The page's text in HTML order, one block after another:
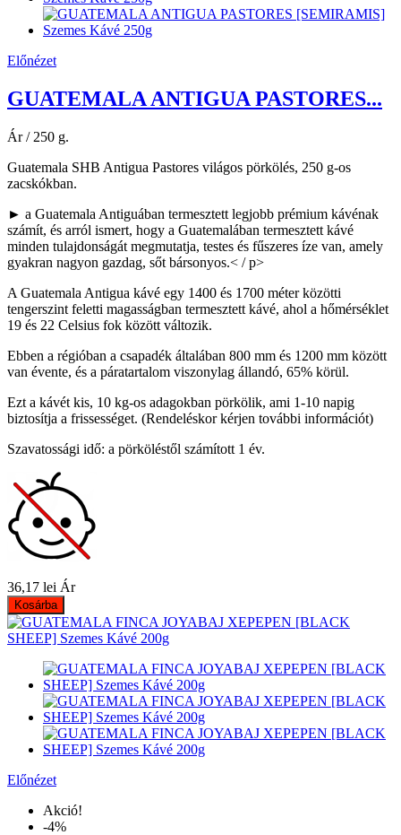
Előnézet
GUATEMALA ANTIGUA PASTORES...
Ár / 250 g.
Guatemala SHB Antigua Pastores világos pörkölés, 250 g-os
zacskókban.
► a Guatemala Antiguában termesztett legjobb prémium kávénak
számít, és arról ismert, hogy a Guatemalában termesztett kávé
minden tulajdonságát megmutatja, testes és fűszeres íze van, amely
gyakran nagyon gazdag, sőt bársonyos.< / p>
A Guatemala Antigua kávé egy 1400 és 1700 méter közötti
tengerszint feletti magasságban termesztett kávé, ahol a hőmérséklet
19 és 22 Celsius fok között változik.
Ebben a régióban a csapadék általában 800 mm és 1200 mm között
van évente, és a páratartalom viszonylag állandó, 65% körül.
Ezt a kávét kis, 10 kg-os adagokban pörkölik, ami 1-10 napig
biztosítja a frissességet. (Rendeléskor kérjen további információt)
Szavatossági idő: a pörköléstől számított 1 év.
36,17 lei Ár
Kosárba
Előnézet
Akció!
-4%